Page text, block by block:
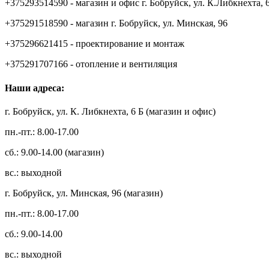
+375293514590 - магазин и офис г. Бобруйск, ул. К.Либкнехта,
+375291518590 - магазин г. Бобруйск, ул. Минская, 96
+375296621415 - проектирование и монтаж
+375291707166 - отопление и вентиляция
Наши адреса:
г. Бобруйск, ул. К. Либкнехта, 6 Б (магазин и офис)
пн.-пт.: 8.00-17.00
сб.: 9.00-14.00 (магазин)
вс.: выходной
г. Бобруйск, ул. Минская, 96 (магазин)
пн.-пт.: 8.00-17.00
сб.: 9.00-14.00
вс.: выходной